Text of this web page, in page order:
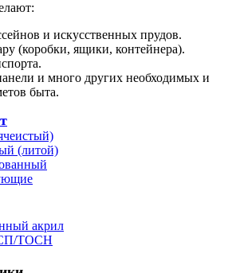
и искусственных прудов.
(коробки, ящики, контейнера).
и много других необходимых и
быта.
(литой)
акрил
ТОСН